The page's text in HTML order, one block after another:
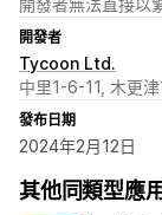
開發者無法直接以
開發者
Tycoon Ltd.
中里1-6-11, 木更
發布日期
2024年2月12日
其他同類型應